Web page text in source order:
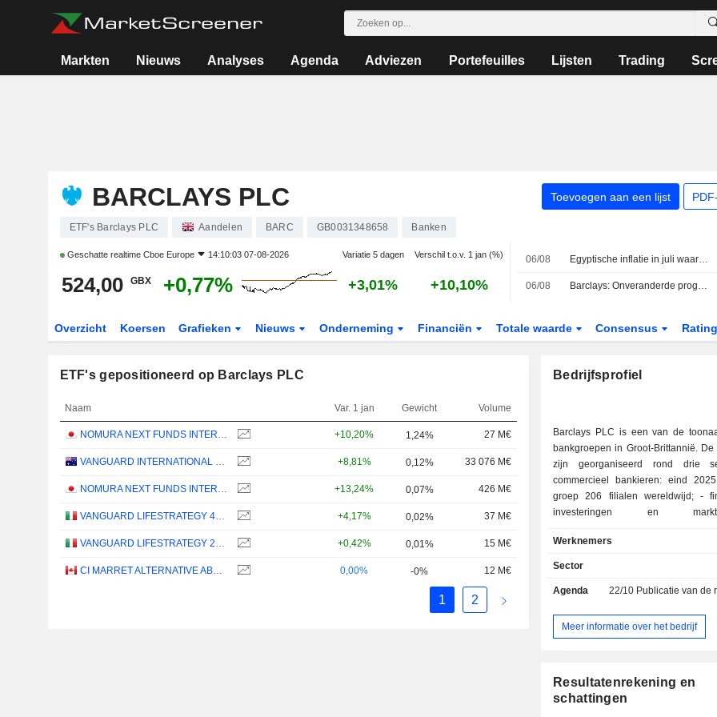
Markten Nieuws Analyses Agenda Adviezen Portefeuilles Lijsten Trading
BARCLAYS PLC Toevoegen aan een lijst
ETF's Barclays PLC Aandelen BARC GB0031348658 Banken
Geschatte realtime Cboe Europe 14:10:03 07-08-2026 Variatie 5 dagen Verschil t.o.v. 1 jan (%)
524,00 GBX +0,77% +3,01% +10,10%
06/08 Egyptische inflatie in juli waarschijnlijk gestegen naar 15,6 %
06/08 Barclays: Onveranderde prognoses, maar hogere SOTP-waardering
Overzicht Koersen Grafieken Nieuws Onderneming Financiën Totale waarde Consensus
ETF's gepositioneerd op Barclays PLC
Naam Var. 1 jan Gewicht Volume
NOMURA NEXT FUNDS INTERNATIONAL EQUITY MSCI-KOKUSAI (YEN-HEDGED) ETF - JPY +10,20% 1,24% 27 M€
VANGUARD INTERNATIONAL EQUITY INDEX FUNDS - VANGUARD FTSE ALL-WORLD EX-US ETF +8,81% 0,12% 33 076 M€
NOMURA NEXT FUNDS INTERNATIONAL EQUITY MSCI-KOKUSAI (UNHEDGED) ETF - JPY +13,24% 0,07% 426 M€
VANGUARD LIFESTRATEGY 40% EQUITY UCITS ETF - DISTRIBUTING - EUR +4,17% 0,02% 37 M€
VANGUARD LIFESTRATEGY 20% EQUITY UCITS ETF - DISTRIBUTING - EUR +0,42% 0,01% 15 M€
CI MARRET ALTERNATIVE ABSOLUTE RETURN BOND ETF - CAD 0,00% -0% 12 M€
1 2
Bedrijfsprofiel
Barclays PLC is een van de
bankgroepen in Groot-Brittannië. De
zijn georganiseerd rond drie
commercieel bankieren: eind
groep 206 filialen wereldwijd; - financiering,
investeringen en
projecten, enz.), portefeuillebeheer,
op de aandelen-, rente-,
over fusies en overnames,
beheerde de groep 565,2 miljard
lopende deposito's en 337,9 miljard
Koninkrijk (54,2%), Europa
(32,8%), Azië (4,9%), Afrika en
Werknemers
Sector
Agenda 22/10 Publicatie van de
Meer informatie over het bedrijf
Resultatenrekening en
schattingen